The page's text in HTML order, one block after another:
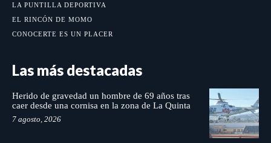
LA PUNTILLA DEPORTIVA
EL RINCÓN DE MOMO
CONOCERTE ES UN PLACER
Las más destacadas
Herido de gravedad un hombre de 69 años tras
caer desde una cornisa en la zona de La Quinta
7 agosto, 2026